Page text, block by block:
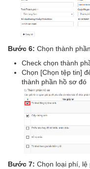
Bước 6: Chọn thành
Check chọn thành
Chọn [Chọn tệp tin]
thành phần hồ sơ đó
Bước 7: Chọn loại phí,